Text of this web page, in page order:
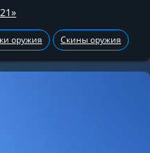
оружия Скины оружия